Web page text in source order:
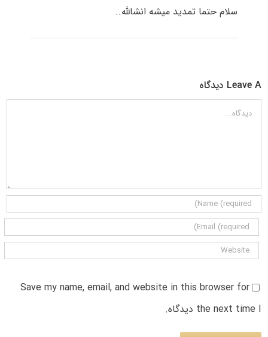
سلام حتما تمدید میشه انشالله..
Leave A دیدگاه
دیدگاه
Save my name, email, and website in this browser for
the next time I دیدگاه.